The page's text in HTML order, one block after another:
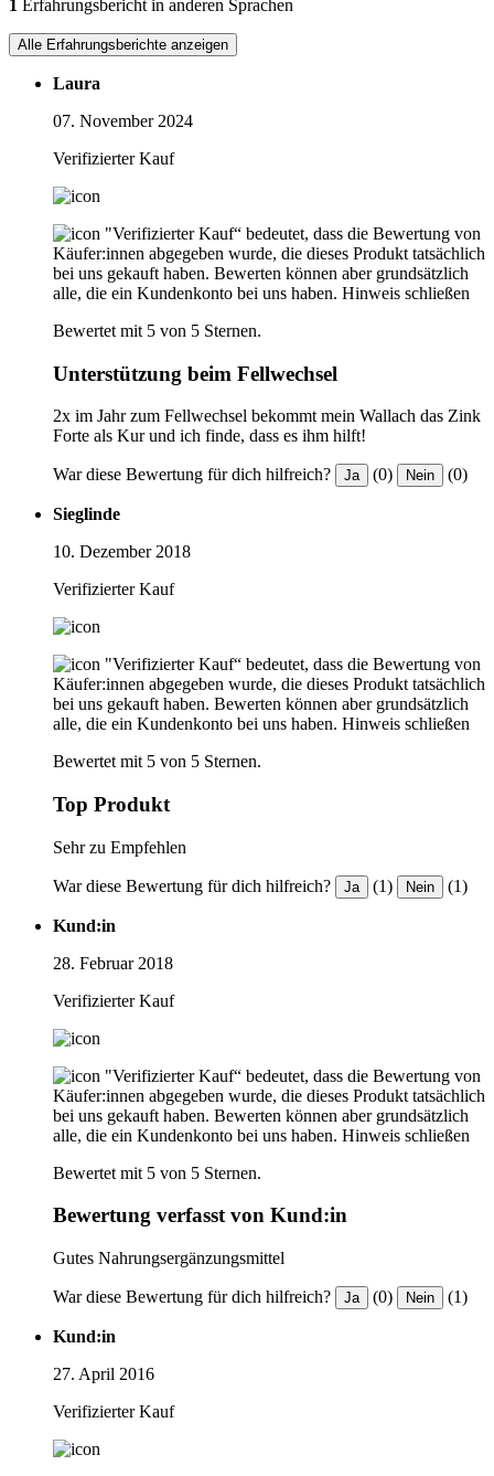
1 Erfahrungsbericht in anderen Sprachen
Alle Erfahrungsberichte anzeigen
Laura
07. November 2024
Verifizierter Kauf
"Verifizierter Kauf“ bedeutet, dass die Bewertung von
Käufer:innen abgegeben wurde, die dieses Produkt tatsächlich
bei uns gekauft haben. Bewerten können aber grundsätzlich
alle, die ein Kundenkonto bei uns haben. Hinweis schließen
Bewertet mit 5 von 5 Sternen.
Unterstützung beim Fellwechsel
2x im Jahr zum Fellwechsel bekommt mein Wallach das Zink
Forte als Kur und ich finde, dass es ihm hilft!
War diese Bewertung für dich hilfreich? Ja (0) Nein (0)
Sieglinde
10. Dezember 2018
Verifizierter Kauf
"Verifizierter Kauf“ bedeutet, dass die Bewertung von
Käufer:innen abgegeben wurde, die dieses Produkt tatsächlich
bei uns gekauft haben. Bewerten können aber grundsätzlich
alle, die ein Kundenkonto bei uns haben. Hinweis schließen
Bewertet mit 5 von 5 Sternen.
Top Produkt
Sehr zu Empfehlen
War diese Bewertung für dich hilfreich? Ja (1) Nein (1)
Kund:in
28. Februar 2018
Verifizierter Kauf
"Verifizierter Kauf“ bedeutet, dass die Bewertung von
Käufer:innen abgegeben wurde, die dieses Produkt tatsächlich
bei uns gekauft haben. Bewerten können aber grundsätzlich
alle, die ein Kundenkonto bei uns haben. Hinweis schließen
Bewertet mit 5 von 5 Sternen.
Bewertung verfasst von Kund:in
Gutes Nahrungsergänzungsmittel
War diese Bewertung für dich hilfreich? Ja (0) Nein (1)
Kund:in
27. April 2016
Verifizierter Kauf